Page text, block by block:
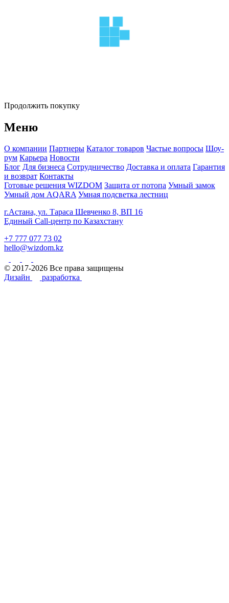
Продолжить покупку
Меню
О компании Партнеры Каталог товаров Частые вопросы Шоу-
рум Карьера Новости
Блог Для бизнеса Сотрудничество Доставка и оплата Гарантия
и возврат Контакты
Готовые решения WIZDOM Защита от потопа Умный замок
Умный дом AQARA Умная подсветка лестниц
г.Астана, ул. Тараса Шевченко 8, ВП 16
Единый Call-центр по Казахстану
+7 777 077 73 02
hello@wizdom.kz
© 2017-2026 Все права защищены
Дизайн
разработка